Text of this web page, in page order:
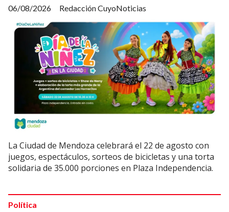
Redacción CuyoNoticias
06/08/2026
La Ciudad de Mendoza celebrará el 22 de agosto con
juegos, espectáculos, sorteos de bicicletas y una torta
solidaria de 35.000 porciones en Plaza Independencia.
Política